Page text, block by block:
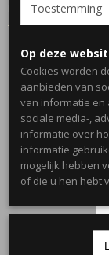
Kleur: Zilver
Ook
Toestemming
Op deze
Cookies worden
aanbieden van
van informatie en
sociale media-,
informatie over
informatie
mogelijk hebben
of die u hen hebt